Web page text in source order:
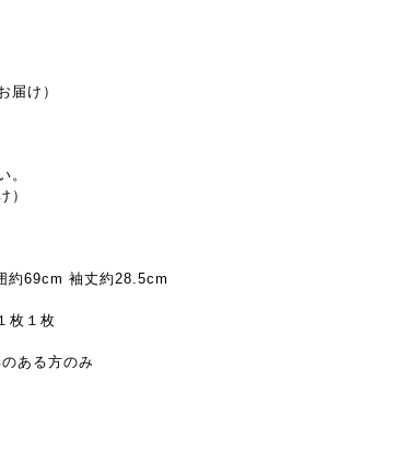
届け）
。
）
約69cm 袖丈約28.5cm
枚１枚
ある方のみ